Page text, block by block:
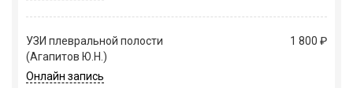
УЗИ плевральной полости
(Агапитов Ю.Н.)
1 800 ₽
Онлайн запись